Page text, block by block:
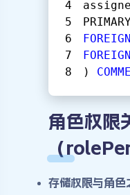
FOREIGN
FOREIGN
)
角色权限
（
存储权限与角色